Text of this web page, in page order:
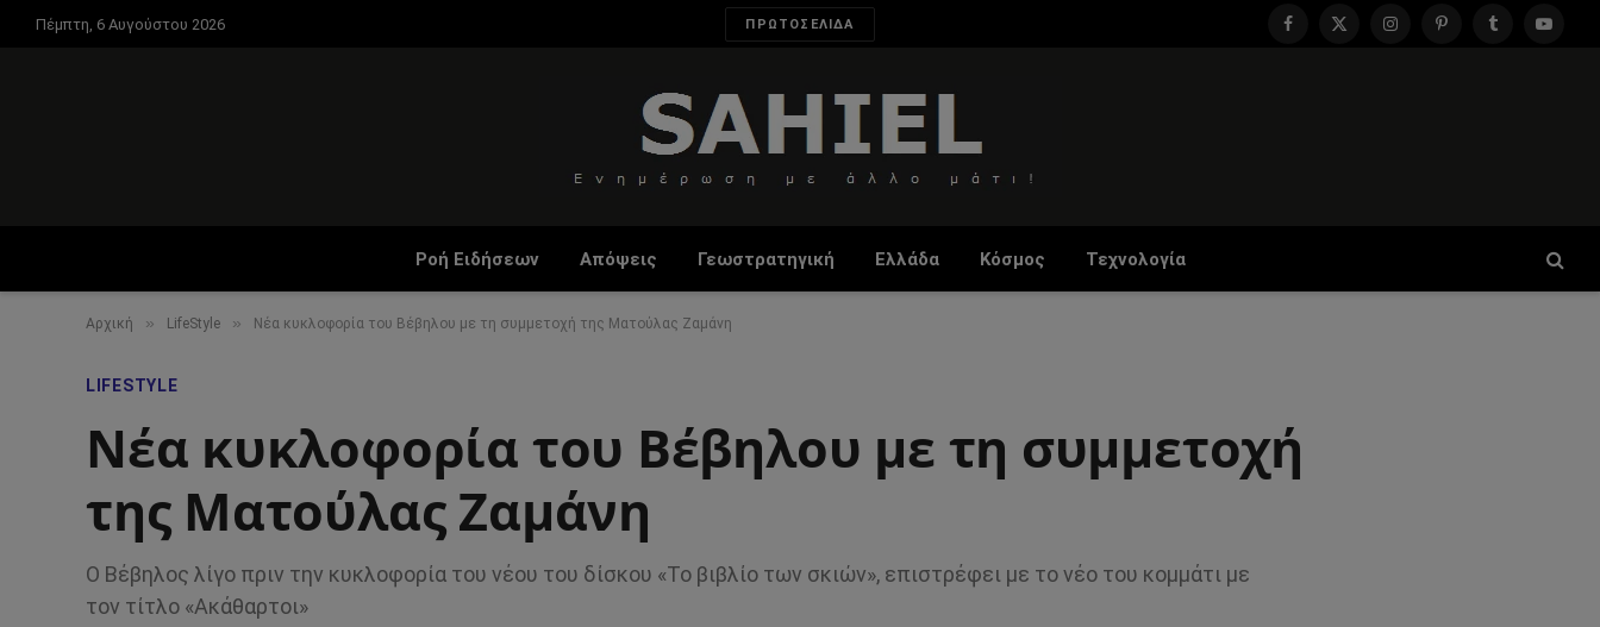
Πέμπτη, 6 Αυγούστου 2026 ΠΡΩΤΟΣΕΛΙΔΑ
Facebook
X
InstagramPinterestTumblr
Ροή Ειδήσεων Απόψεις Γεωστρατηγική Ελλάδα Κόσμος Τεχνολογία
Αρχική » LifeStyle » Νέα κυκλοφορία του Βέβηλου με τη συμμετοχή της Ματούλας Ζαμάνη
LIFESTYLE
Νέα κυκλοφορία του Βέβηλου με τη συμμετοχή
της Ματούλας Ζαμάνη
O Βέβηλος λίγο πριν την κυκλοφορία του νέου του δίσκου «Το βιβλίο των σκιών», επιστρέφει με το νέο του κομμάτι με
τον τίτλο «Ακάθαρτοι»